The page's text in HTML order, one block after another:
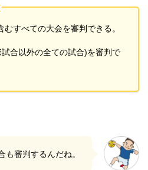
すべての大会を審判できる。
合以外の全ての試合)を審判で
も審判するんだね。